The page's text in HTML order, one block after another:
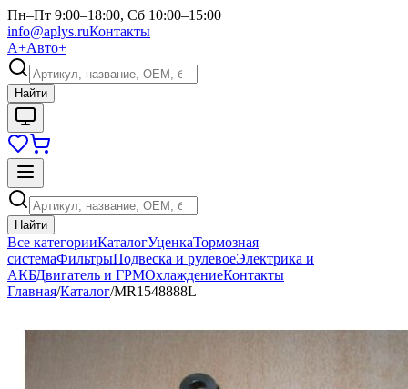
Пн–Пт 9:00–18:00, Сб 10:00–15:00
info@aplys.ruКонтакты
А+Авто+
Найти
Найти
Все категорииКаталогУценкаТормозная
системаФильтрыПодвеска и рулевоеЭлектрика и
АКБДвигатель и ГРМОхлаждениеКонтакты
Главная/Каталог/MR1548888L